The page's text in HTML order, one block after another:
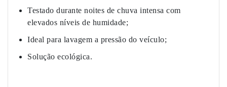
Testado durante noites de chuva intensa com
elevados níveis de humidade;
Ideal para lavagem a pressão do veículo;
Solução ecológica.